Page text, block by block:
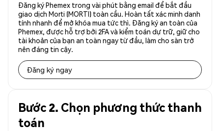
Đăng ký Phemex trong vài phút bằng email để bắt đầu
giao dịch Morti (MORTI) toàn cầu. Hoàn tất xác minh danh
tính nhanh để mở khóa mua tức thì. Đăng ký an toàn của
Phemex, được hỗ trợ bởi 2FA và kiểm toán dự trữ, giữ cho
tài khoản của bạn an toàn ngay từ đầu, làm cho sàn trở
nên đáng tin cậy.
Đăng ký ngay
Bước 2. Chọn phương thức thanh
toán